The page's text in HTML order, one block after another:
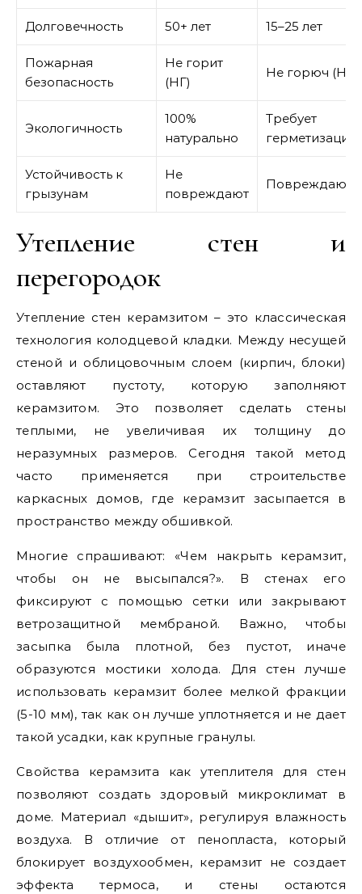
Долговечность 50+ лет 15–25 лет
Пожарная
безопасность
Не горит
(НГ)
Не горюч (НГ)
Экологичность
100%
натурально
Требует
герметизации
Устойчивость к
грызунам
Не
повреждают
Повреждают
Утепление стен и
перегородок
Утепление стен керамзитом – это классическая
технология колодцевой кладки. Между несущей
стеной и облицовочным слоем (кирпич, блоки)
оставляют пустоту, которую заполняют
керамзитом. Это позволяет сделать стены
теплыми, не увеличивая их толщину до
неразумных размеров. Сегодня такой метод
часто применяется при строительстве
каркасных домов, где керамзит засыпается в
пространство между обшивкой.
Многие спрашивают: «Чем накрыть керамзит,
чтобы он не высыпался?». В стенах его
фиксируют с помощью сетки или закрывают
ветрозащитной мембраной. Важно, чтобы
засыпка была плотной, без пустот, иначе
образуются мостики холода. Для стен лучше
использовать керамзит более мелкой фракции
(5-10 мм), так как он лучше уплотняется и не дает
такой усадки, как крупные гранулы.
Свойства керамзита как утеплителя для стен
позволяют создать здоровый микроклимат в
доме. Материал «дышит», регулируя влажность
воздуха. В отличие от пенопласта, который
блокирует воздухообмен, керамзит не создает
эффекта термоса, и стены остаются